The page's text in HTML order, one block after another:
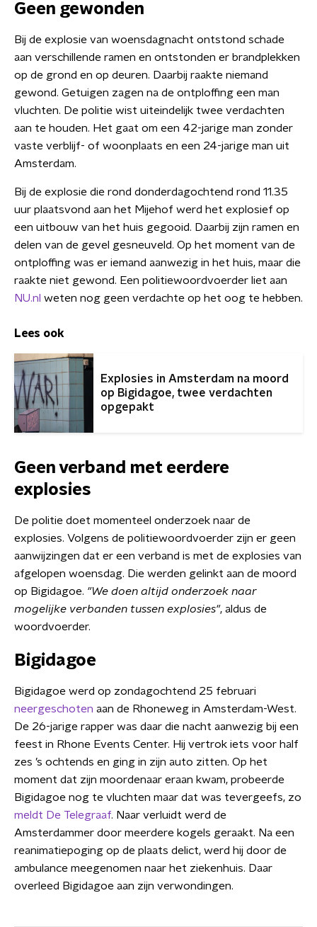
Geen gewonden
Bij de explosie van woensdagnacht ontstond schade
aan verschillende ramen en ontstonden er brandplekken
op de grond en op deuren. Daarbij raakte niemand
gewond. Getuigen zagen na de ontploffing een man
vluchten. De politie wist uiteindelijk twee verdachten
aan te houden. Het gaat om een 42-jarige man zonder
vaste verblijf- of woonplaats en een 24-jarige man uit
Amsterdam.
Bij de explosie die rond donderdagochtend rond 11.35
uur plaatsvond aan het Mijehof werd het explosief op
een uitbouw van het huis gegooid. Daarbij zijn ramen en
delen van de gevel gesneuveld. Op het moment van de
ontploffing was er iemand aanwezig in het huis, maar die
raakte niet gewond. Een politiewoordvoerder liet aan
NU.nl weten nog geen verdachte op het oog te hebben.
Lees ook
Explosies in Amsterdam na moord
op Bigidagoe, twee verdachten
opgepakt
Geen verband met eerdere
explosies
De politie doet momenteel onderzoek naar de
explosies. Volgens de politiewoordvoerder zijn er geen
aanwijzingen dat er een verband is met de explosies van
afgelopen woensdag. Die werden gelinkt aan de moord
op Bigidagoe. "We doen altijd onderzoek naar
mogelijke verbanden tussen explosies", aldus de
woordvoerder.
Bigidagoe
Bigidagoe werd op zondagochtend 25 februari
neergeschoten aan de Rhoneweg in Amsterdam-West.
De 26-jarige rapper was daar die nacht aanwezig bij een
feest in Rhone Events Center. Hij vertrok iets voor half
zes ’s ochtends en ging in zijn auto zitten. Op het
moment dat zijn moordenaar eraan kwam, probeerde
Bigidagoe nog te vluchten maar dat was tevergeefs, zo
meldt De Telegraaf. Naar verluidt werd de
Amsterdammer door meerdere kogels geraakt. Na een
reanimatiepoging op de plaats delict, werd hij door de
ambulance meegenomen naar het ziekenhuis. Daar
overleed Bigidagoe aan zijn verwondingen.